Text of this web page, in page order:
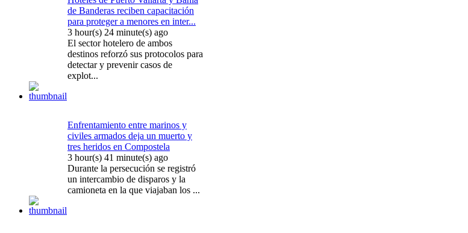
de Banderas reciben capacitación
para proteger a menores en inter...
3 hour(s) 24 minute(s) ago
El sector hotelero de ambos
destinos reforzó sus protocolos para
detectar y prevenir casos de
explot...
Enfrentamiento entre marinos y
civiles armados deja un muerto y
tres heridos en Compostela
3 hour(s) 41 minute(s) ago
Durante la persecución se registró
un intercambio de disparos y la
camioneta en la que viajaban los ...